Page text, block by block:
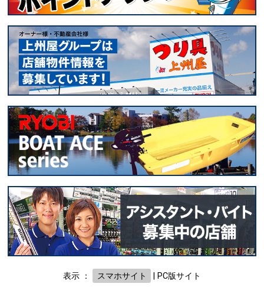
表示 ： スマホサイト PC版サイト